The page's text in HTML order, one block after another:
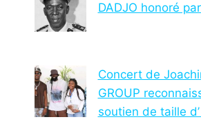
DADJO honoré
Concert de
GROUP
soutien de taille